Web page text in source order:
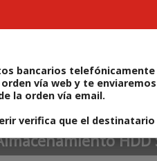
bancarios
vía web y te
la orden vía email.
verifica que el destinatario
HDD